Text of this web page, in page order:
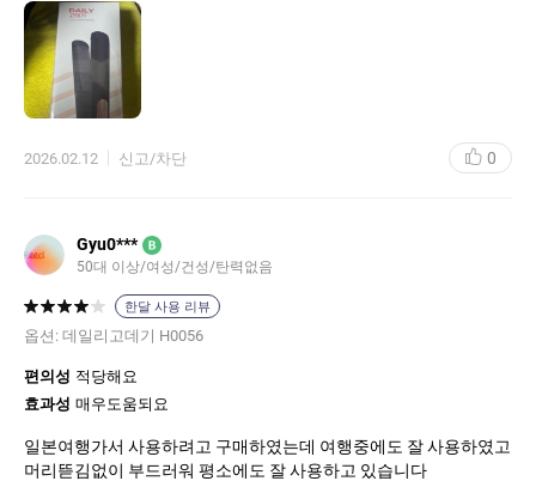
2026.02.12 신고/차단 0
Gyu0*** B
50대 이상/여성/건성/탄력없음
한달 사용 리뷰
옵션: 데일리고데기 H0056
편의성 적당해요
효과성 매우도움되요
일본여행가서 사용하려고 구매하였는데 여행중에도 잘 사용하였고